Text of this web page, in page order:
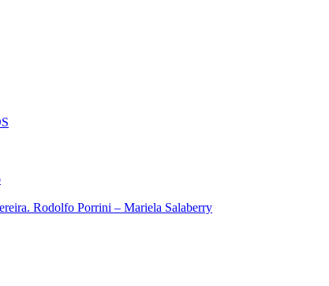
Rodolfo Porrini – Mariela Salaberry